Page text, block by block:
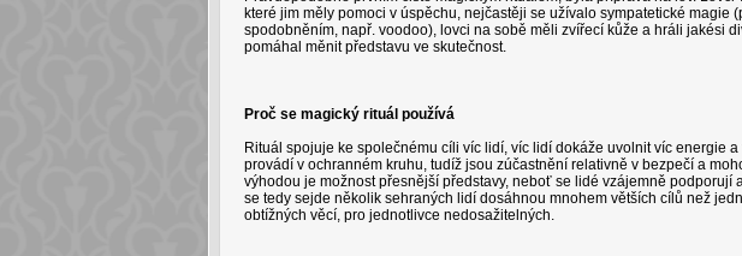
které jim měly pomoci v úspěchu, nejčastěji se užívalo sympatetické magie
spodobněním, např. voodoo), lovci na sobě měli zvířecí kůže a hráli jakési
pomáhal měnit představu ve skutečnost.
Proč se magický rituál používá
Rituál spojuje ke společnému cíli víc lidí, víc lidí dokáže uvolnit víc energie
provádí v ochranném kruhu, tudíž jsou zúčastnění relativně v bezpečí a
výhodou je možnost přesnější představy, neboť se lidé vzájemně podporují
se tedy sejde několik sehraných lidí dosáhnou mnohem větších cílů než
obtížných věcí, pro jednotlivce nedosažitelných.